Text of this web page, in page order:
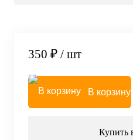
350 ₽ / шт
В корзину
Купить